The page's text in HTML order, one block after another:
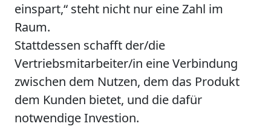
einspart,“ steht nicht nur eine Zahl im
Raum.
Stattdessen schafft der/die
Vertriebsmitarbeiter/in eine Verbindung
zwischen dem Nutzen, dem das Produkt
dem Kunden bietet, und die dafür
notwendige Investion.